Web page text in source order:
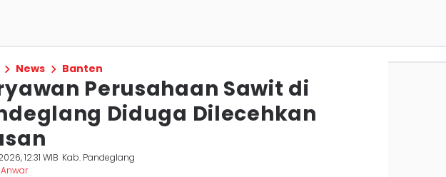
News Banten
Perusahaan Sawit di
Diduga Dilecehkan
12:31 WIB Kab. Pandeglang